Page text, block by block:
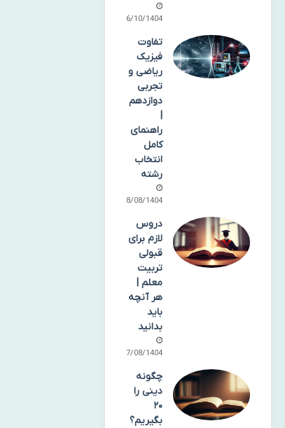
16/10/1404
تفاوت
فیزیک
ریاضی و
تجربی
دوازدهم
|
راهنمای
کامل
انتخاب
رشته
18/08/1404
دروس
لازم برای
قبولی
تربیت
معلم |
هر آنچه
باید
بدانید
17/08/1404
چگونه
دینی را
۲۰
بگیریم؟